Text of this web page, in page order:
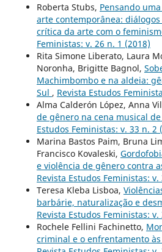
Roberta Stubs, Pensando
arte contemporânea:
crítica da arte com o
Feministas: v. 26 n. 1 (2018)
Rita Simone Liberato, Laura
Noronha, Brigitte Bagnol,
Machimbombo e na aldeia:
Sul , Revista Estudos
Alma Calderón López, Anna
de gênero na cena musical
Estudos Feministas: v. 33 n. 2
Marina Bastos Paim, Bruna
Francisco Kovaleski,
e violência de gênero contra
Revista Estudos Feministas: v.
Teresa Kleba Lisboa,
barbárie, naturalização e
Revista Estudos Feministas: v.
Rochele Fellini Fachinetto,
criminal e o enfrentamento